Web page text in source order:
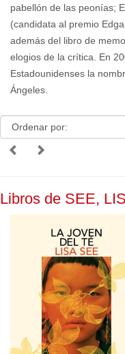
pabellón de las peonías;
(candidata al premio
además del libro de
elogios de la crítica. En
Estadounidenses la
Ángeles.
Libros de SEE,